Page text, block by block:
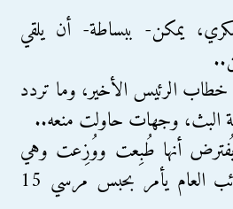
يمكن- ببساطة- أن يلقي
خطاب الرئيس الأخير، وما تردد
البث، وجهات حاولت منعه..
يُفترض أنها طُبِعت ووُزِعت وهي
تحمل عنوانا رئيسيا: النائب العام يأمر بحبس مرسي 15